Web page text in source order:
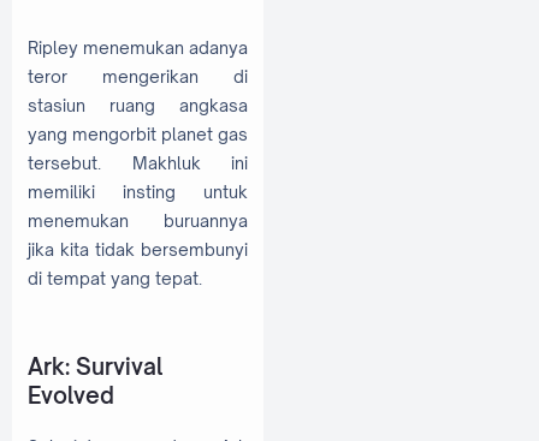
Ripley menemukan adanya
teror mengerikan di
stasiun ruang angkasa
yang mengorbit planet gas
tersebut. Makhluk ini
memiliki insting untuk
menemukan buruannya
jika kita tidak bersembunyi
di tempat yang tepat.
Ark: Survival
Evolved